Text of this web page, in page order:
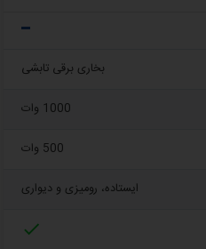
بخاری برقی تابشی
1000 وات
500 وات
ایستاده، رومیزی و دیواری
